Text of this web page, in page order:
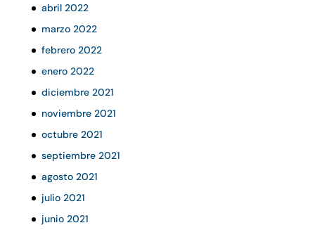
abril 2022
marzo 2022
febrero 2022
enero 2022
diciembre 2021
noviembre 2021
octubre 2021
septiembre 2021
agosto 2021
julio 2021
junio 2021